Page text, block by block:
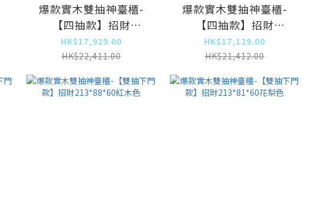
爆款實木雙抽神臺櫃-
【四抽款】招財
213*88*60紅木色
HK$17,929.00
HK$22,411.00
爆款實木雙抽神臺櫃-
【四抽款】招財
213*81*60花梨色
HK$17,129.00
HK$21,412.00